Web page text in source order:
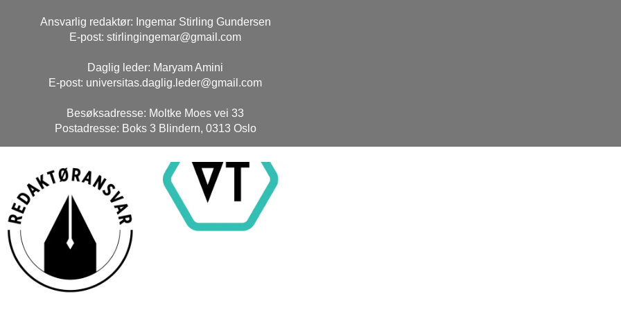
Ansvarlig redaktør: Ingemar Stirling Gundersen
E-post: stirlingingemar@gmail.com
Daglig leder: Maryam Amini
E-post: universitas.daglig.leder@gmail.com
Besøksadresse: Moltke Moes vei 33
Postadresse: Boks 3 Blindern, 0313 Oslo